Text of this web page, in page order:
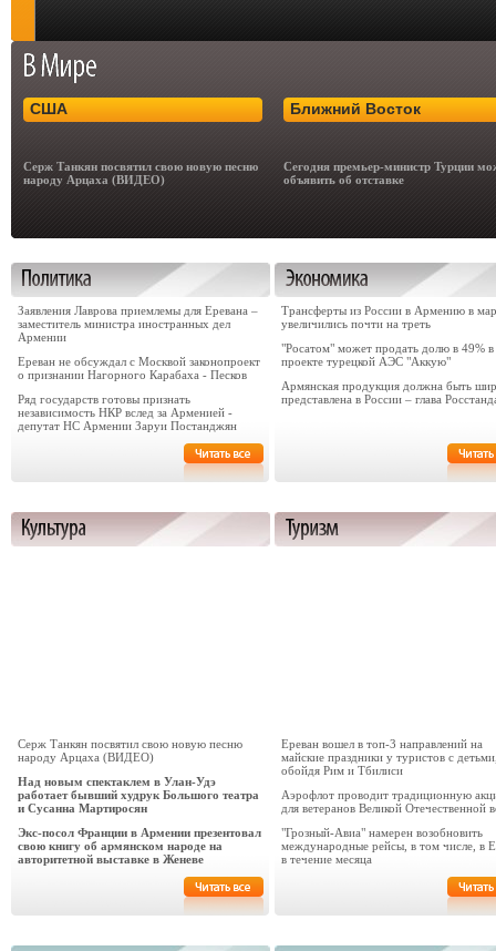
США
Серж Танкян посвятил свою новую песню
народу Арцаха (ВИДЕО)
Ближний Восток
Сегодня премьер-министр Турции
объявить об отставке
Заявления Лаврова приемлемы для Еревана –
заместитель министра иностранных дел
Армении
Ереван не обсуждал с Москвой законопроект
о признании Нагорного Карабаха - Песков
Ряд государств готовы признать
независимость НКР вслед за Арменией -
депутат НС Армении Заруи Постанджян
Трансферты из России в Армению в
увеличились почти на треть
"Росатом" может продать долю в 49% в
проекте турецкой АЭС "Аккую"
Армянская продукция должна быть
представлена в России – глава
Серж Танкян посвятил свою новую песню
народу Арцаха (ВИДЕО)
Над новым спектаклем в Улан-Удэ
работает бывший худрук Большого театра
и Сусанна Мартиросян
Экс-посол Франции в Армении презентовал
свою книгу об армянском народе на
авторитетной выставке в Женеве
Ереван вошел в топ-3 направлений на
майские праздники у туристов с
обойдя Рим и Тбилиси
Аэрофлот проводит традиционную
для ветеранов Великой Отечественной
"Грозный-Авиа" намерен возобновить
международные рейсы, в том числе, в
в течение месяца